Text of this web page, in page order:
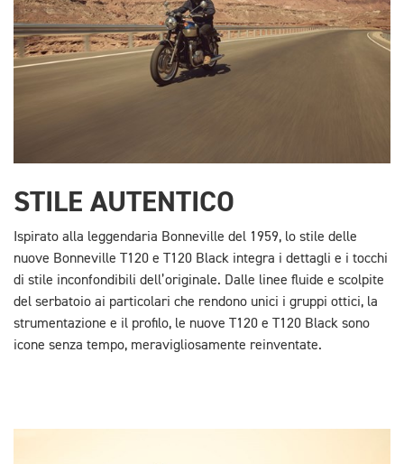
STILE AUTENTICO
Ispirato alla leggendaria Bonneville del 1959, lo stile delle
nuove Bonneville T120 e T120 Black integra i dettagli e i tocchi
di stile inconfondibili dell’originale. Dalle linee fluide e scolpite
del serbatoio ai particolari che rendono unici i gruppi ottici, la
strumentazione e il profilo, le nuove T120 e T120 Black sono
icone senza tempo, meravigliosamente reinventate.